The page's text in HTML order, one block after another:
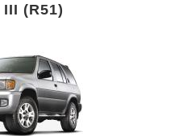
III (R51)